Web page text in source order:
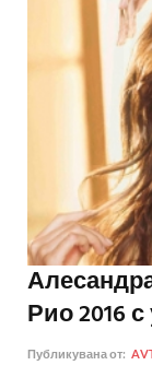
Рио 2016
Публикувана от: